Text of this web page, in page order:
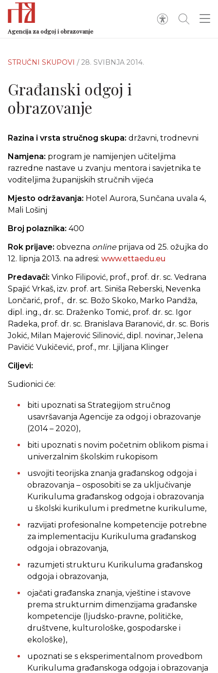
Agencija za odgoj i obrazovanje
STRUČNI SKUPOVI / 28. SVIBNJA 2014.
Građanski odgoj i
obrazovanje
Razina i vrsta stručnog skupa: državni, trodnevni
Namjena: program je namijenjen učiteljima
razredne nastave u zvanju mentora i savjetnika te
voditeljima županijskih stručnih vijeća
Mjesto održavanja: Hotel Aurora, Sunčana uvala 4,
Mali Lošinj
Broj polaznika: 400
Rok prijave: obvezna onlineprijava od 25. ožujka do
12. lipnja 2013. na adresi: www.ettaedu.eu
Predavači: Vinko Filipović, prof., prof. dr. sc. Vedrana
Spajić Vrkaš, izv. prof. art. Siniša Reberski, Nevenka
Lončarić, prof., dr. sc. Božo Skoko, Marko Pandža,
dipl. ing., dr. sc. Draženko Tomić, prof. dr. sc. Igor
Radeka, prof. dr. sc. Branislava Baranović, dr. sc. Boris
Jokić, Milan Majerović Silinović, dipl. novinar, Jelena
Pavičić Vukičević, prof., mr. Ljiljana Klinger
Ciljevi:
Sudionici će:
biti upoznati sa Strategijom stručnog
usavršavanja Agencije za odgoj i obrazovanje
(2014 – 2020),
biti upoznati s novim početnim oblikom pisma i
univerzalnim školskim rukopisom
usvojiti teorijska znanja građanskog odgoja i
obrazovanja – osposobiti se za uključivanje
Kurikuluma građanskog odgoja i obrazovanja
u školski kurikulum i predmetne kurikulume,
razvijati profesionalne kompetencije potrebne
za implementaciju Kurikuluma građanskog
odgoja i obrazovanja,
razumjeti strukturu Kurikuluma građanskog
odgoja i obrazovanja,
ojačati građanska znanja, vještine i stavove
prema strukturnim dimenzijama građanske
kompetencije (ljudsko-pravne, političke,
društvene, kulturološke, gospodarske i
ekološke),
upoznati se s eksperimentalnom provedbom
Kurikuluma građanskoga odgoja i obrazovanja